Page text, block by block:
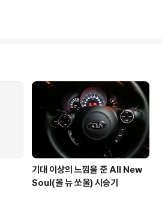
기대 이상의 느낌을 준 All New
Soul(올 뉴 쏘울) 시승기